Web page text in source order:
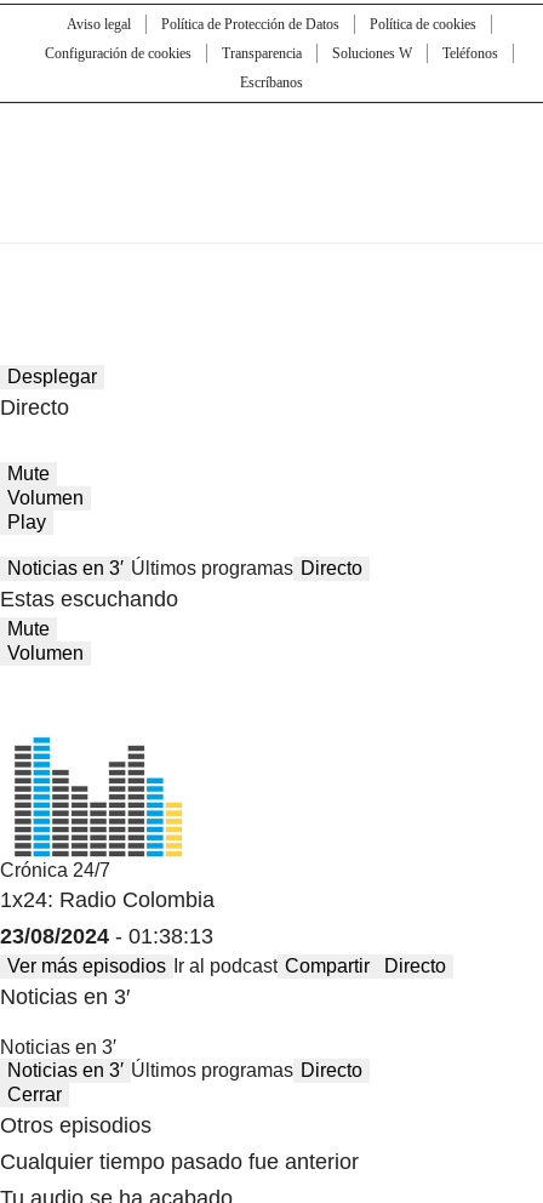
Aviso legal Política de Protección de Datos
Política de cookies
Configuración de cookies
Transparencia Soluciones W
Teléfonos
Escríbanos
Desplegar
Directo
Mute
Volumen
Play
Noticias en 3′ Últimos programas Directo
Estas escuchando
Mute
Volumen
Crónica 24/7
1x24: Radio Colombia
23/08/2024 - 01:38:13
Ver más episodios Ir al podcast Compartir Directo
Noticias en 3′
Noticias en 3′
Noticias en 3′ Últimos programas Directo
Cerrar
Otros episodios
Cualquier tiempo pasado fue anterior
Tu audio se ha acabado.